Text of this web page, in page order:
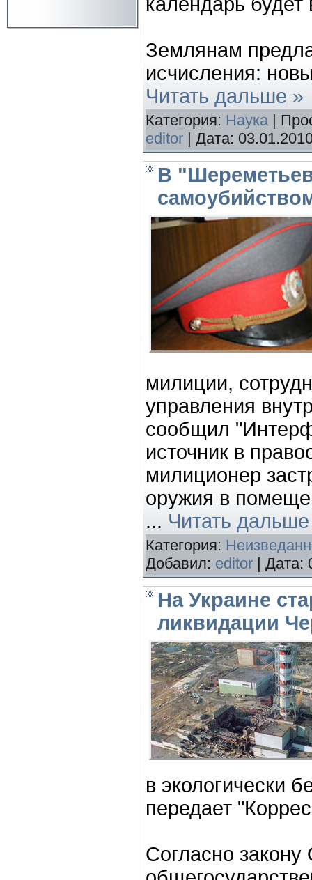
Землянам
исчисления:
Читать дальше »
Категория: Наука |
editor | Дата:
В
милиции,
управления
сообщил
источник в
милиционер
оружия в
... Читать
Категория:
Добавил: editor | Дата:
На Украине
ликвидации
в экологически
передает
Согласно закону